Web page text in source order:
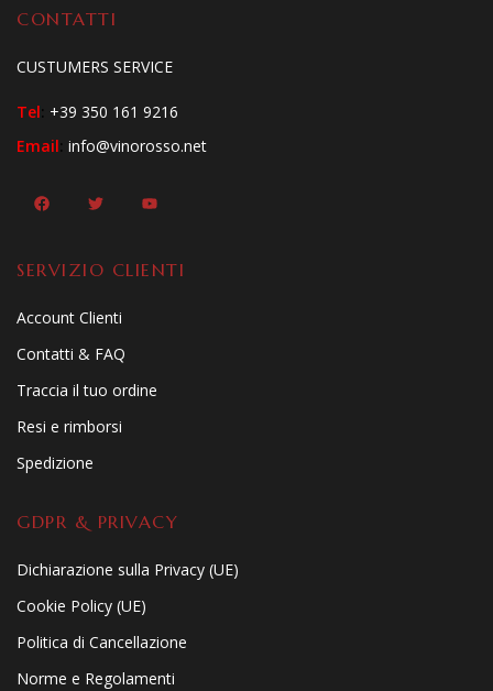
CONTATTI
CUSTUMERS SERVICE
Tel: +39 350 161 9216
Email: info@vinorosso.net
SERVIZIO CLIENTI
Account Clienti
Contatti & FAQ
Traccia il tuo ordine
Resi e rimborsi
Spedizione
GDPR & PRIVACY
Dichiarazione sulla Privacy (UE)
Cookie Policy (UE)
Politica di Cancellazione
Norme e Regolamenti